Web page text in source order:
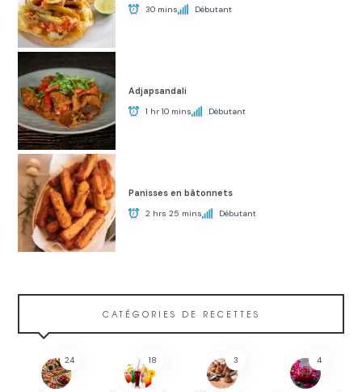
30 mins Débutant
Adjapsandali
1 hr 10 mins Débutant
Panisses en bâtonnets
2 hrs 25 mins Débutant
CATÉGORIES DE RECETTES
24 18 3 4